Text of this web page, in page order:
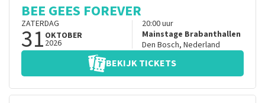
BEE GEES FOREVER
ZATERDAG
31 OKTOBER
2026
20:00uur
Mainstage Brabanthallen
Den Bosch, Nederland
BEKIJK TICKETS